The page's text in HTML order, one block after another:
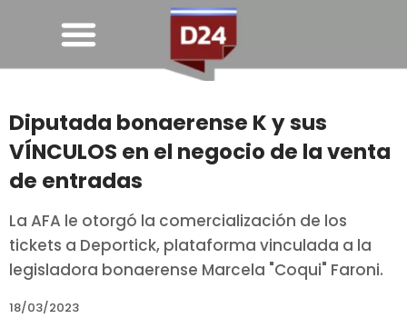
Diputada bonaerense K y sus
VÍNCULOS en el negocio de la venta
de entradas
La AFA le otorgó la comercialización de los
tickets a Deportick, plataforma vinculada a la
legisladora bonaerense Marcela "Coqui" Faroni.
18/03/2023